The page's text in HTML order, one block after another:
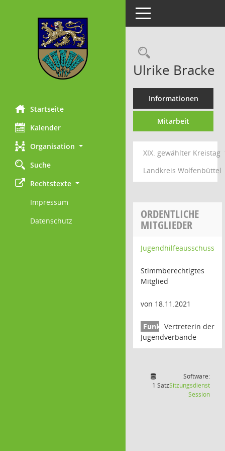
Startseite
Kalender
Organisation
Suche
Rechtstexte
Impressum
Datenschutz
Toggle navigation
Ulrike Bracke
Informationen
Mitarbeit
XIX. gewählter Kreistag
Landkreis Wolfenbüttel
ORDENTLICHE
MITGLIEDER
Jugendhilfeausschuss
Stimmberechtigtes
Mitglied
von 18.11.2021
Vertreterin der
Jugendverbände
1 Satz
Software:
Sitzungsdienst
Session